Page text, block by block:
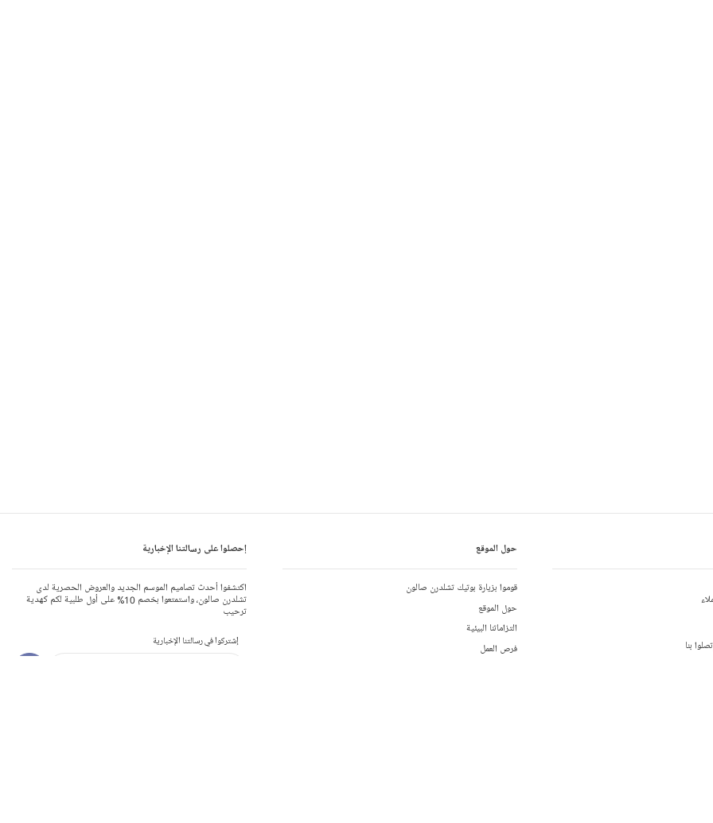
بنا
حول الموقع
قوموا بزيارة بوتيك تشلدرن صالون
حول الموقع
التزاماتنا البيئية
فرص العمل
إحصلوا على رسالتنا الإخبارية
اكتشفوا أحدث تصاميم الموسم الجديد والعروض الحصرية لدى
تشلدرن صالون، واستمتعوا بخصم 10% على أول طلبية لكم كهدية
ترحيب
إشتركوا في رسالتنا الإخبارية